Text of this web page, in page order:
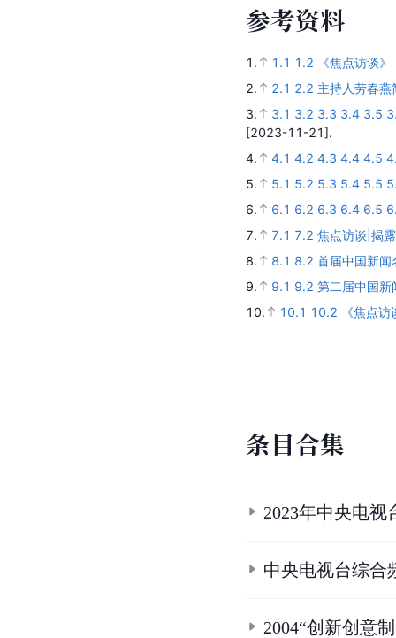
参考资料
1. 1.1 1.2
《焦点访谈
2.
2.1 2.2 主持人劳春燕
3.
3.1 3.2 3.3 3.4 3.5
[2023-11-21].
4.
4.1 4.2 4.3 4.4 4.5
5.
5.1 5.2 5.3 5.4 5.5
6.
6.1 6.2 6.3 6.4 6.5
7.
7.1 7.2 焦点访谈|揭
8.
8.1 8.2 首届中国新闻
9.
9.1 9.2 第二届中国
10.
10.1 10.2 《焦点
条目合集
2023年中央电视
中央电视台综合
2004“创新创意